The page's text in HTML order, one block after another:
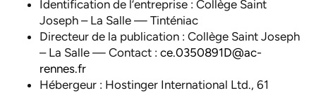
Identification de l’entreprise : Collège Saint
Joseph – La Salle — Tinténiac
Directeur de la publication : Collège Saint Joseph
– La Salle — Contact : ce.0350891D@ac-
rennes.fr
Hébergeur : Hostinger International Ltd., 61